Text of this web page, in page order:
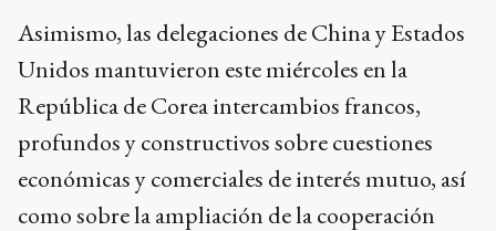
Asimismo, las delegaciones de China y Estados
Unidos mantuvieron este miércoles en la
República de Corea intercambios francos,
profundos y constructivos sobre cuestiones
económicas y comerciales de interés mutuo, así
como sobre la ampliación de la cooperación